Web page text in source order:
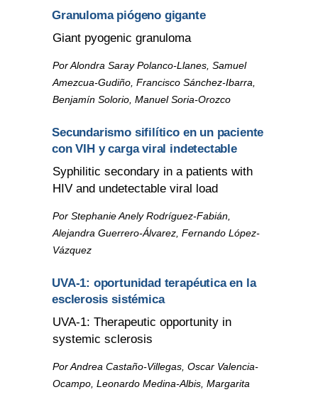
Granuloma piógeno gigante
Giant pyogenic granuloma
Por Alondra Saray Polanco-Llanes, Samuel
Amezcua-Gudiño, Francisco Sánchez-Ibarra,
Benjamín Solorio, Manuel Soria-Orozco
Secundarismo sifilítico en un paciente
con VIH y carga viral indetectable
Syphilitic secondary in a patients with
HIV and undetectable viral load
Por Stephanie Anely Rodríguez-Fabián,
Alejandra Guerrero-Álvarez, Fernando López-
Vázquez
UVA-1: oportunidad terapéutica en la
esclerosis sistémica
UVA-1: Therapeutic opportunity in
systemic sclerosis
Por Andrea Castaño-Villegas, Oscar Valencia-
Ocampo, Leonardo Medina-Albis, Margarita